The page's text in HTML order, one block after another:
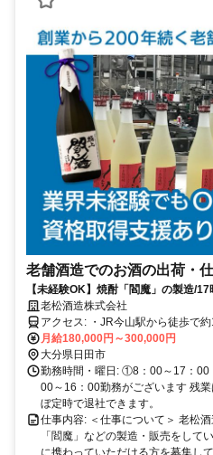
老舗酒造でのお酒の出荷・
【未経験OK】焼酎「閻魔」の製造/
当・家族手当あり/資格取得支援あり
老松酒造株式会社
アクセス: ・JR今山駅から徒歩で約15分 ・日田市街より車で約20分
・道の駅うきはから車で18分 ・浮
月給180,000円～300,000円
大分県日田市
勤務時間・曜日: ①8：00～17：00
00～16：00勤務がございます 残
ぼ定時で退社できます。
仕事内容: ＜仕事について＞ 老松
「閻魔」などの製造・販売をして
に携わっていただける方を募集し